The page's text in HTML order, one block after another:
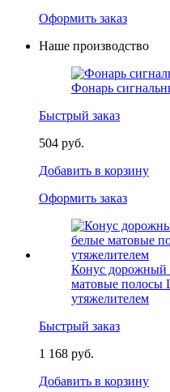
Оформить заказ
Наше производство
Фонарь
Быстрый заказ
504 руб.
Добавить в корзину
Оформить заказ
Конус дорожный
матовые
утяжелителем
Быстрый заказ
1 168 руб.
Добавить в корзину